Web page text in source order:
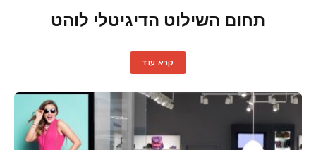
תחום השילוט הדיגיטלי לוהט
קרא עוד